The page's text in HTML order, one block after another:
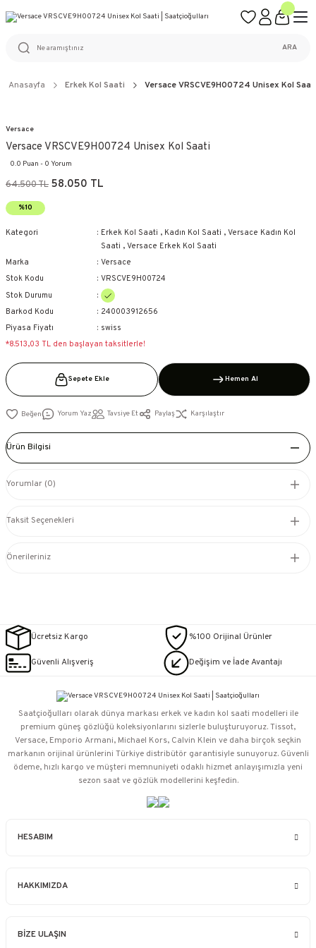
%100 ORİJİNAL ÜRÜN GARANTİSİ
ARA
Anasayfa Erkek Kol Saati Versace VRSCVE9H00724 Unisex Kol
Versace
Versace VRSCVE9H00724 Unisex Kol Saati
0.0 Puan - 0 Yorum
64.500 TL 58.050 TL
%10
Kategori Erkek Kol Saati , Kadın Kol Saati , Versace Kadın Kol
Saati , Versace Erkek Kol Saati
Marka
Versace
Stok Kodu
VRSCVE9H00724
Stok Durumu
Barkod Kodu
240003912656
Piyasa Fiyatı
swiss
*8.513,03 TL den başlayan taksitlerle!
Sepete Ekle Hemen Al
Yorum Yaz Tavsiye Et Paylaş Karşılaştır
Ürün Bilgisi
Yorumlar (0)
Taksit Seçenekleri
Önerileriniz
Ücretsiz Kargo %100 Orijinal Ürünler
Güvenli Alışveriş Değişim ve İade Avantajı
HESABIM
HAKKIMIZDA
BİZE ULAŞIN
Saatçioğulları⁠ olarak dünya markası erkek ve kadın kol saati modelleri ile
premium güneş gözlüğü koleksiyonlarını sizlerle buluşturuyoruz. Tissot,
Versace, Emporio Armani, Michael Kors, Calvin Klein ve daha birçok seçkin
markanın orijinal ürünlerini Türkiye distribütör garantisiyle sunuyoruz. Güvenli
ödeme, hızlı kargo ve müşteri memnuniyeti odaklı hizmet anlayışımızla yeni
sezon saat ve gözlük modellerini keşfedin.